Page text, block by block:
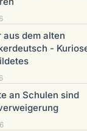
aus dem alten
-
an Schulen sind